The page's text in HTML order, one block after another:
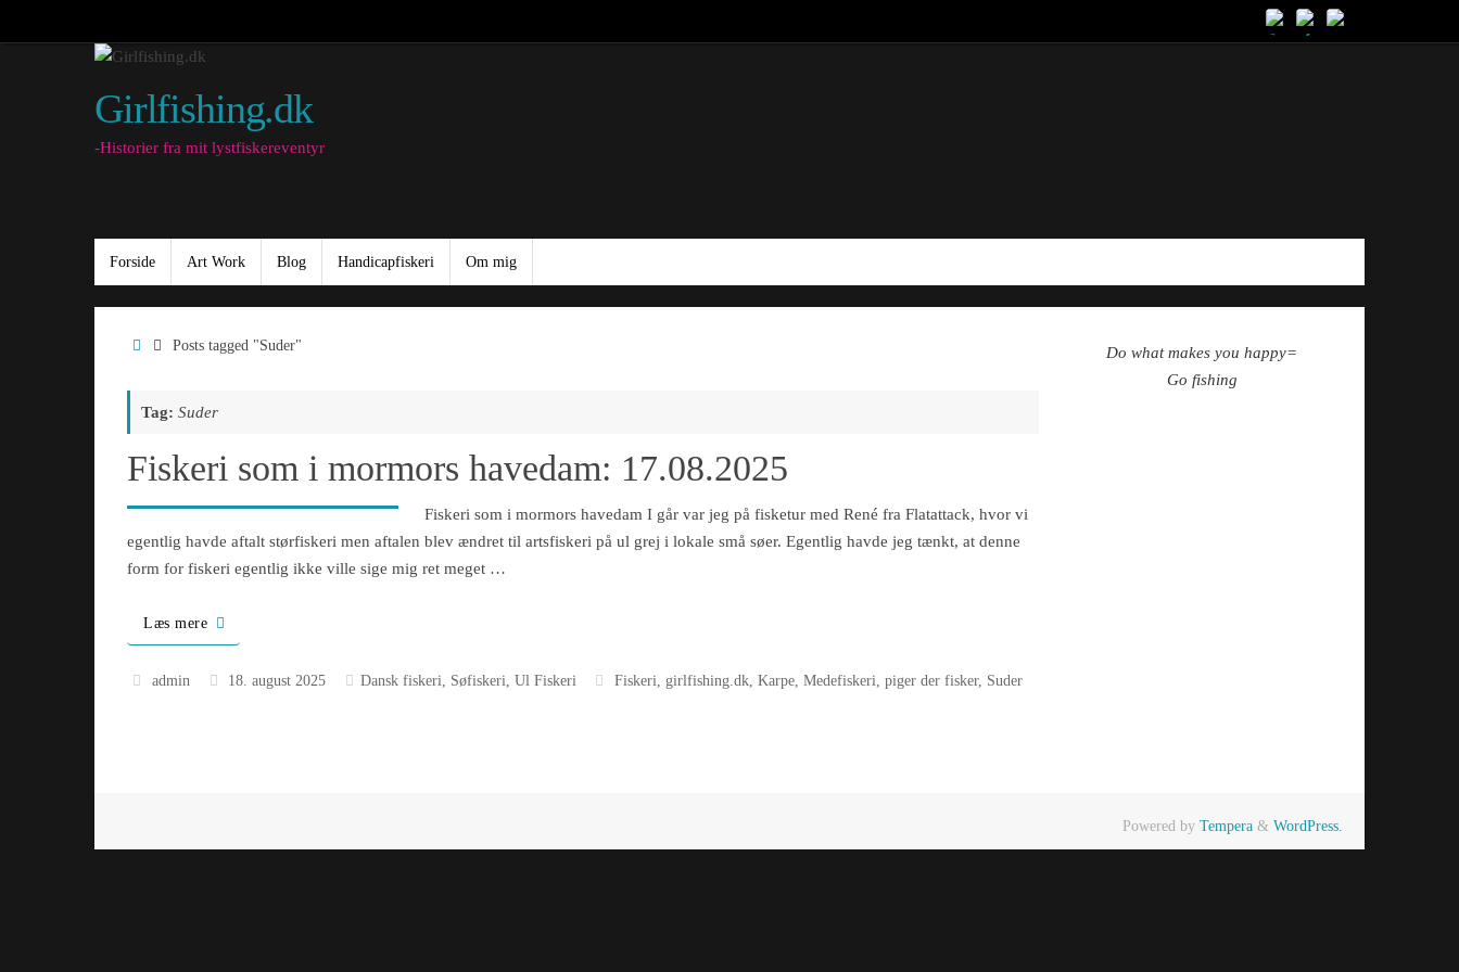
to
Girlfishing.dk
-Historier fra mit lystfiskereventyr
Forside Art Work Blog Handicapfiskeri Om mig
HomePosts tagged "Suder"
Tag: Suder
Fiskeri som i mormors havedam: 17.08.2025
Fiskeri som i mormors havedam I går var jeg på fisketur med René fra Flatattack, hvor vi
egentlig havde aftalt størfiskeri men aftalen blev ændret til artsfiskeri på ul grej i lokale små søer. Egentlig havde jeg tænkt, at denne
form for fiskeri egentlig ikke ville sige mig ret meget …
Læs mere
admin 18. august 2025 Dansk fiskeri, Søfiskeri, Ul Fiskeri Fiskeri, girlfishing.dk, Karpe, Medefiskeri, piger der fisker, Suder
Do what makes you happy=
Go fishing
Powered by Tempera & WordPress.